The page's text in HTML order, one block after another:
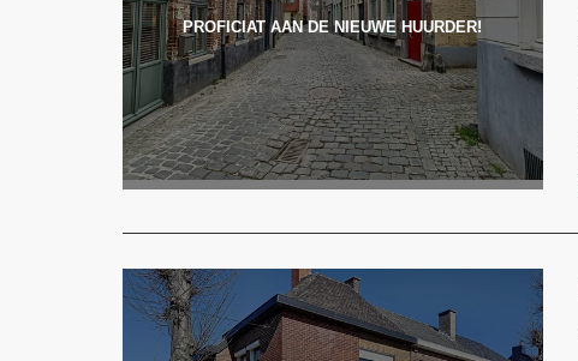
PROFICIAT AAN DE NIEUWE HUURDER!